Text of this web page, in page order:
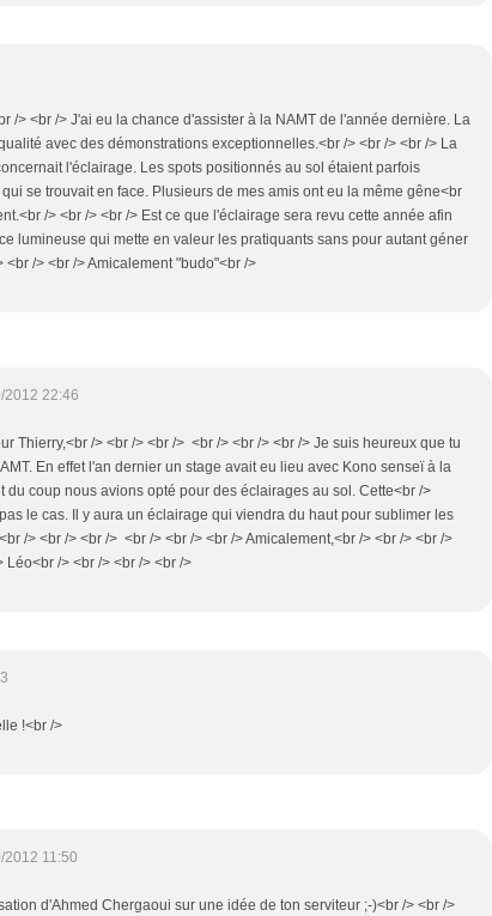
/> <br /> J'ai eu la chance d'assister à la NAMT de l'année dernière. La
avec des démonstrations exceptionnelles.<br /> <br /> <br /> La
l'éclairage. Les spots positionnés au sol étaient parfois
se trouvait en face. Plusieurs de mes amis ont eu la même gêne<br
/> <br /> <br /> Est ce que l'éclairage sera revu cette année afin
lumineuse qui mette en valeur les pratiquants sans pour autant géner
/> <br /> Amicalement "budo"<br />
2012 22:46
Thierry,<br /> <br /> <br /> <br /> <br /> <br /> Je suis heureux que tu
En effet l'an dernier un stage avait eu lieu avec Kono senseï à la
du coup nous avions opté pour des éclairages au sol. Cette<br />
le cas. Il y aura un éclairage qui viendra du haut pour sublimer les
/> <br /> <br /> <br /> <br /> <br /> Amicalement,<br /> <br /> <br />
Léo<br /> <br /> <br /> <br />
!<br />
2012 11:50
d'Ahmed Chergaoui sur une idée de ton serviteur ;-)<br /> <br />